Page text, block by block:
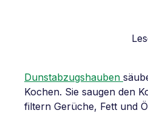
Dunstabzugshauben
Kochen. Sie saugen den
filtern Gerüche, Fett und